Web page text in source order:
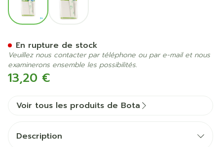
13,20 €
En rupture de stock
Veuillez nous contacter par téléphone ou par e-mail et nous
examinerons ensemble les possibilités.
Voir tous les produits de Bota
Description